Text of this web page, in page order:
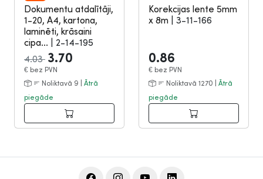
Dokumentu atdalītāji,
1-20, A4, kartona,
laminēti, krāsaini
cipa...
2-14-195
4.03 3.70
€ bez PVN
Noliktavā 9 | Ātrā
piegāde
Korekcijas lente 5mm
x 8m
3-11-166
0.86
€ bez PVN
Noliktavā 1270 | Ātrā
piegāde